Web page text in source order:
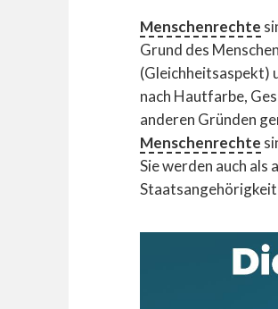
Menschenrechte
Grund des
(Gleichheitsaspekt)
nach Hautfarbe,
anderen Gründen
Menschenrechte
Sie werden auch